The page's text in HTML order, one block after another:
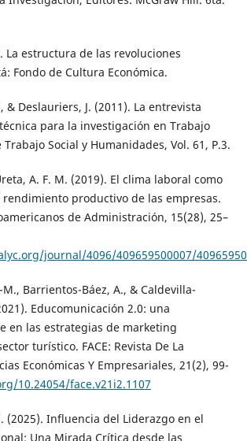
La estructura de las revoluciones
Fondo de Cultura Económica.
& Deslauriers, J. (2011). La entrevista
para la investigación en Trabajo
Trabajo Social y Humanidades, Vol. 61, P.3.
A. F. M. (2019). El clima laboral como
productivo de las empresas.
de Administración, 15(28), 25–
journal/4096/409659500007/
Barrientos-Báez, A., & Caldevilla-
Educomunicación 2.0: una
en las estrategias de marketing
turístico. FACE: Revista De La
Económicas Y Empresariales, 21(2), 99-
10.24054/face.v21i2.1107
(2025). Influencia del Liderazgo en el
Una Mirada Crítica desde las